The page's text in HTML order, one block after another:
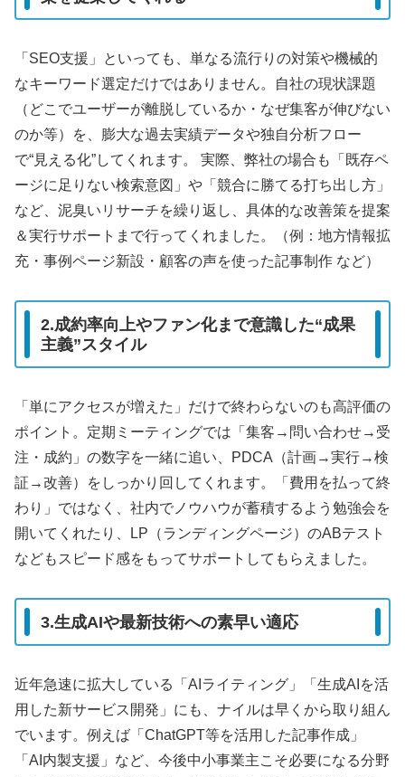
「SEO支援」といっても、単なる流行りの対策や機械的
なキーワード選定だけではありません。自社の現状課題
（どこでユーザーが離脱しているか・なぜ集客が伸びない
のか等）を、膨大な過去実績データや独自分析フロー
で“見える化”してくれます。 実際、弊社の場合も「既存ペ
ージに足りない検索意図」や「競合に勝てる打ち出し方」
など、泥臭いリサーチを繰り返し、具体的な改善策を提案
＆実行サポートまで行ってくれました。（例：地方情報拡
充・事例ページ新設・顧客の声を使った記事制作 など）
2.成約率向上やファン化まで意識した“成果
主義”スタイル
「単にアクセスが増えた」だけで終わらないのも高評価の
ポイント。定期ミーティングでは「集客→問い合わせ→受
注・成約」の数字を一緒に追い、PDCA（計画→実行→検
証→改善）をしっかり回してくれます。「費用を払って終
わり」ではなく、社内でノウハウが蓄積するよう勉強会を
開いてくれたり、LP（ランディングページ）のABテスト
などもスピード感をもってサポートしてもらえました。
3.生成AIや最新技術への素早い適応
近年急速に拡大している「AIライティング」「生成AIを活
用した新サービス開発」にも、ナイルは早くから取り組ん
でいます。例えば「ChatGPT等を活用した記事作成」
「AI内製支援」など、今後中小事業主こそ必要になる分野